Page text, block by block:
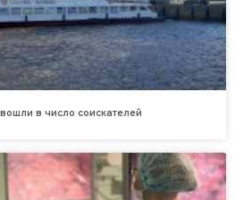
в число соискателей